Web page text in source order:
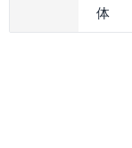
体